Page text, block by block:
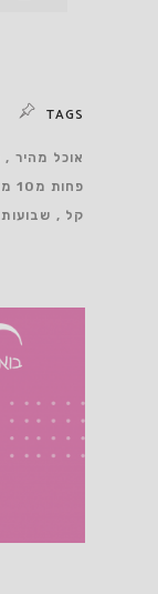
TAGS
אוכל מהיר
פחות מ10 מצרכים
קל
שבועות